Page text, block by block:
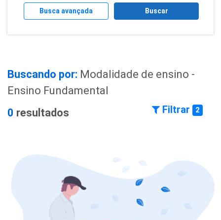
Busca avançada Buscar
Buscando por: Modalidade de ensino -
Ensino Fundamental
0 resultados Filtrar 2